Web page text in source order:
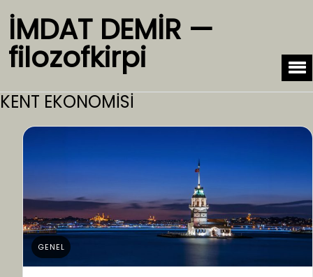
İMDAT DEMİR —
filozofkirpi
KENT EKONOMİSİ
GENEL